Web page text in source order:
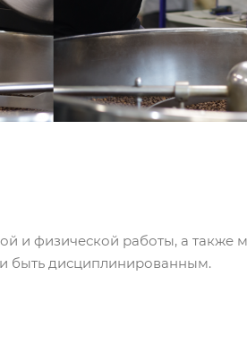
и физической работы, а также
быть дисциплинированным.